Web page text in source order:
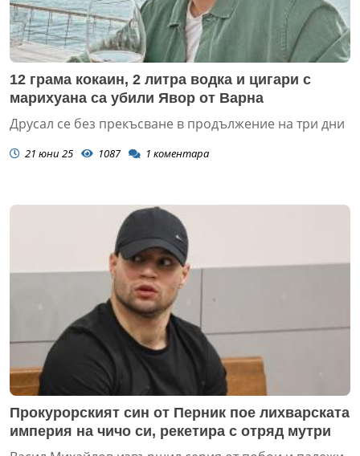
12 грама кокаин, 2 литра водка и цигари с
марихуана са убили Явор от Варна
Друсал се без прекъсване в продължение на три дни
21 юни 25 1087 1 коментара
Прокурорският син от Перник пое лихварската
империя на чичо си, рекетира с отряд мутри